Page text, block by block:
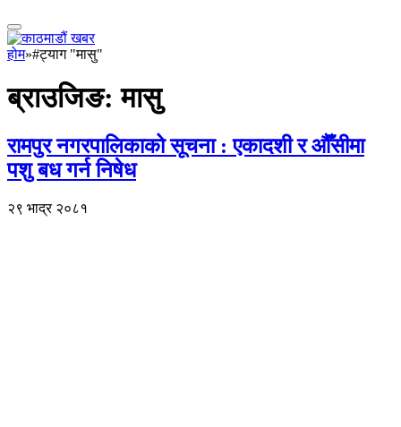
होम»#ट्याग "मासु"
ब्राउजिङ:मासु
रामपुर नगरपालिकाको सूचना : एकादशी र औँसीमा
पशु बध गर्न निषेध
२९ भाद्र २०८१